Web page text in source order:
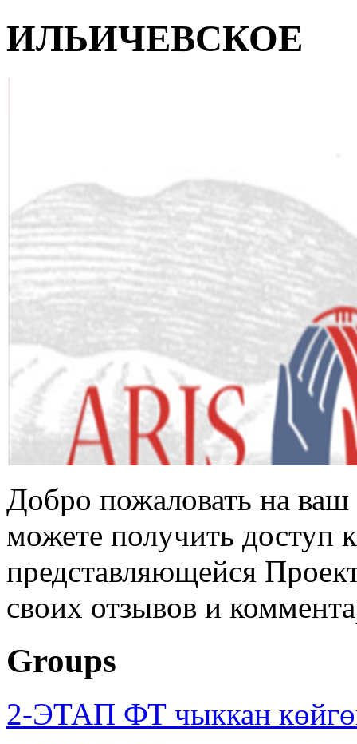
ИЛЬИЧЕВСКОЕ
Добро пожаловать на
можете получить доступ
представляющейся
своих отзывов и
Groups
2-ЭТАП ФТ чыккан